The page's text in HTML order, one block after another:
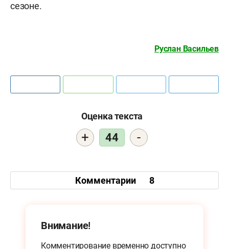
сезоне.
Руслан Васильев
Оценка текста
+ 44 -
Комментарии 8
Внимание!
Комментирование временно доступно